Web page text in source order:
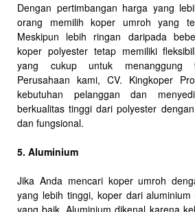
Dengan pertimbangan harga yang
orang memilih koper umroh yang
Meskipun lebih ringan daripada
koper polyester tetap memiliki
yang cukup untuk menanggung
Perusahaan kami, CV. Kingkoper
kebutuhan pelanggan dan
berkualitas tinggi dari polyester
dan fungsional.
5. Aluminium
Jika Anda mencari koper umroh
yang lebih tinggi, koper dari